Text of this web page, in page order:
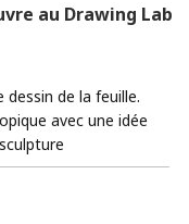
au Drawing Lab
de la feuille.
avec une idée